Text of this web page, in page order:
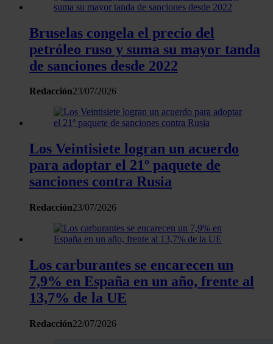
Bruselas congela el precio del
petróleo ruso y suma su mayor tanda
de sanciones desde 2022
Redacción23/07/2026
Los Veintisiete logran un acuerdo
para adoptar el 21º paquete de
sanciones contra Rusia
Redacción23/07/2026
Los carburantes se encarecen un
7,9% en España en un año, frente al
13,7% de la UE
Redacción22/07/2026